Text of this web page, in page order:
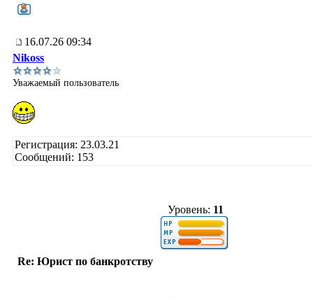
16.07.26 09:34
Nikoss
Уважаемый пользователь
Регистрация: 23.03.21
Сообщений: 153
Уровень: 11
Re: Юрист по банкротству